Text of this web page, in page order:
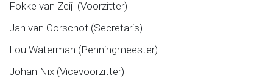
Fokke van Zeijl (Voorzitter)
Jan van Oorschot (Secretaris)
Lou Waterman (Penningmeester)
Johan Nix (Vicevoorzitter)